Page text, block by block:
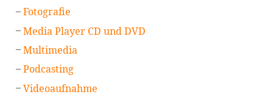
Fotografie
Media Player CD und DVD
Multimedia
Podcasting
Videoaufnahme